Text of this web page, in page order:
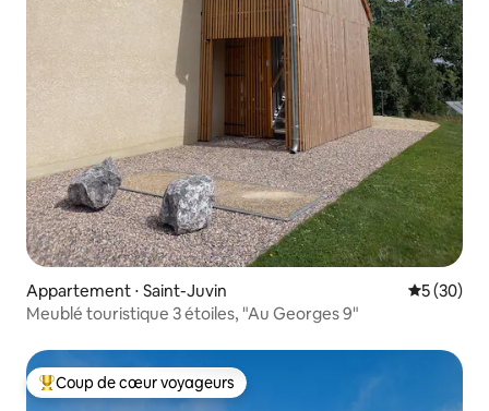
Appartement ⋅ Saint-Juvin
5 (30)
Meublé touristique 3 étoiles, "Au Georges 9"
Coups de cœur voyageurs les plus appréciés
Coup de cœur voyageurs